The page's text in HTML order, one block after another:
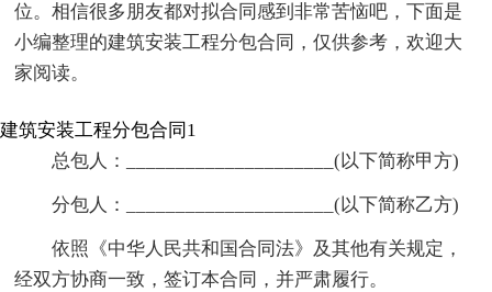
位。相信很多朋友都对拟合同感到非常苦恼吧，下面是
小编整理的建筑安装工程分包合同，仅供参考，欢迎大
家阅读。
建筑安装工程分包合同1
总包人：_____________________(以下简称甲方)
分包人：_____________________(以下简称乙方)
依照《中华人民共和国合同法》及其他有关规定，
经双方协商一致，签订本合同，并严肃履行。